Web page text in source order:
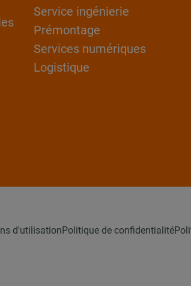
Service ingénierie
Prémontage
Services numériques
Logistique
d'utilisationPolitique de confidentialité